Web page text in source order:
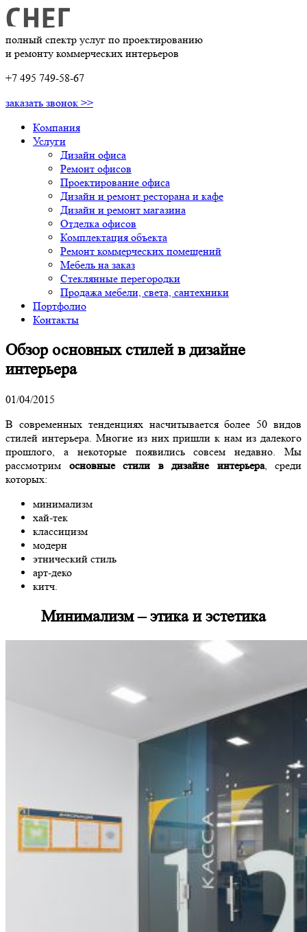
полный спектр услуг по проектированию
и ремонту коммерческих интерьеров
+7 495 749-58-67
заказать звонок >>
Компания
Услуги
Дизайн офиса
Ремонт офисов
Проектирование офиса
Дизайн и ремонт ресторана и кафе
Дизайн и ремонт магазина
Отделка офисов
Комплектация объекта
Ремонт коммерческих помещений
Мебель на заказ
Стеклянные перегородки
Продажа мебели, света, сантехники
Портфолио
Контакты
Обзор основных стилей в дизайне
интерьера
01/04/2015
В современных тенденциях насчитывается более 50 видов
стилей интерьера. Многие из них пришли к нам из далекого
прошлого, а некоторые появились совсем недавно. Мы
рассмотрим основные стили в дизайне интерьера, среди
которых:
минимализм
хай-тек
классицизм
модерн
этнический стиль
арт-деко
китч.
Минимализм – этика и эстетика